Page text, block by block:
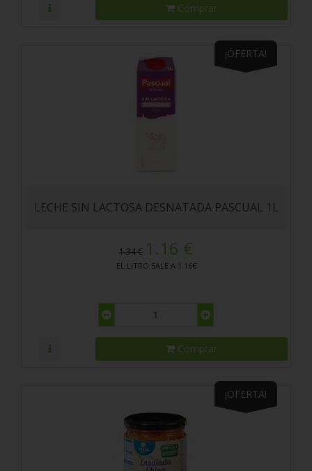
Comprar
¡OFERTA!
LECHE SIN LACTOSA DESNATADA PASCUAL 1L
1.34 € 1.16 €
EL LITRO SALE A 1.16€
Comprar
¡OFERTA!